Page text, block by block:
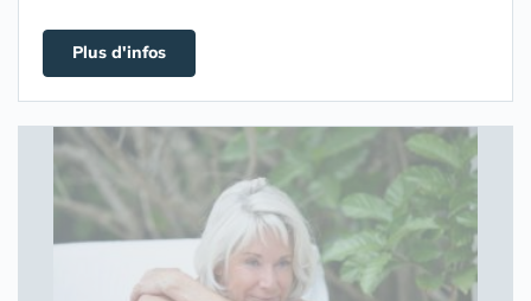
Plus d'infos